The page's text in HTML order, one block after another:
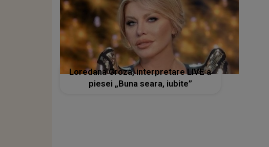
Loredana Groza, interpretare LIVE a
piesei „Buna seara, iubite”